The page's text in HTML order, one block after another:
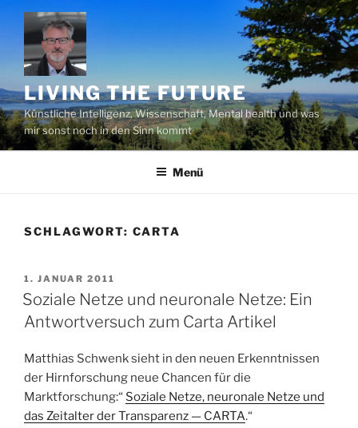
Zum
Inhalt
springen
LIVING THE FUTURE
Künstliche Intelligenz, Wissenschaft, Mental health und was
mir sonst noch in den Sinn kommt
Menü
SCHLAGWORT: CARTA
VERÖFFENTLICHT
AM
1. JANUAR 2011
Soziale Netze und neuronale Netze: Ein
Antwortversuch zum Carta Artikel
Matthias Schwenk sieht in den neuen Erkenntnissen
der Hirnforschung neue Chancen für die
Marktforschung:“ Soziale Netze, neuronale Netze und
das Zeitalter der Transparenz — CARTA.“